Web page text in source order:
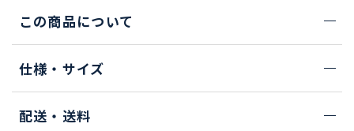
この商品について
仕様・サイズ
配送・送料